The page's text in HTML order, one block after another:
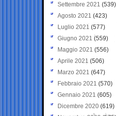
Settembre 2021 (539)
Agosto 2021 (423)
Luglio 2021 (577)
Giugno 2021(559)
Maggio 2021 (556)
Aprile 2021 (506)
Marzo 2021 (647)
Febbraio 2021 (570)
Gennaio 2021 (605)
Dicembre 2020 (619)